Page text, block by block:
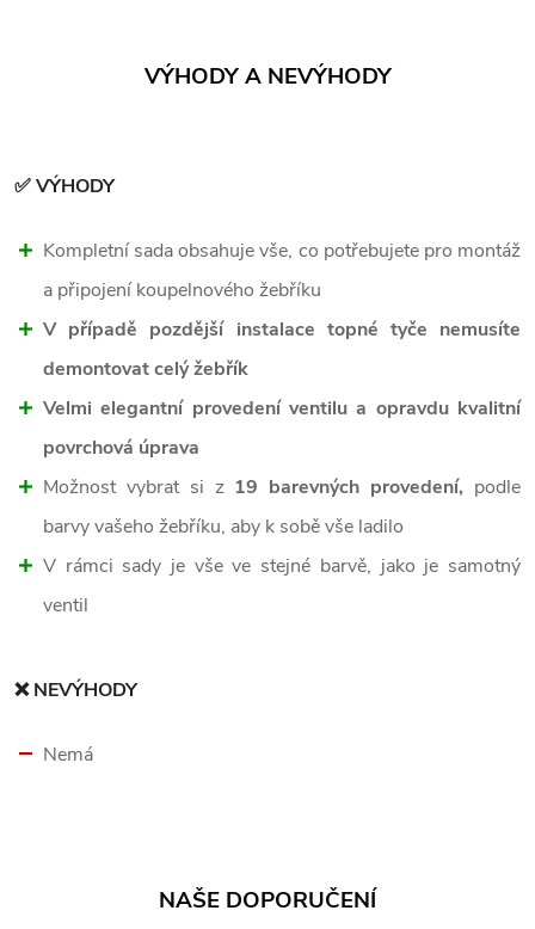
VÝHODY A NEVÝHODY
✅ VÝHODY
Kompletní sada obsahuje vše, co potřebujete pro montáž
a připojení koupelnového žebříku
V případě pozdější instalace topné tyče nemusíte
demontovat celý žebřík
Velmi elegantní provedení ventilu a opravdu kvalitní
povrchová úprava
Možnost vybrat si z 19 barevných provedení, podle
barvy vašeho žebříku, aby k sobě vše ladilo
V rámci sady je vše ve stejné barvě, jako je samotný
ventil
❌ NEVÝHODY
Nemá
NAŠE DOPORUČENÍ